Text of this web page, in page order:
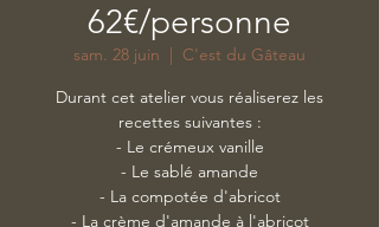
62€/personne
sam. 28 juin
  |
C'est du Gâteau
Durant cet atelier vous réaliserez les
recettes suivantes :
- Le crémeux vanille
- Le sablé amande
- La compotée d'abricot
- La crème d'amande à l'abricot